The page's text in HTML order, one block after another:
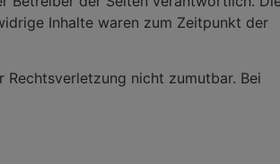
Inhalte waren zum Zeitpunkt der
nicht zumutbar. Bei